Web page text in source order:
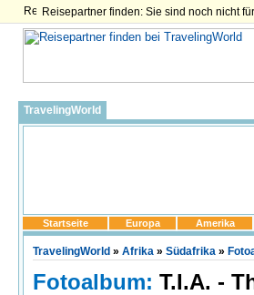
Reisepartner finden: Sie sind noch nicht
TravelingWorld
Startseite Europa Amerika
TravelingWorld » Afrika » Südafrika »
Fotoalbum: T.I.A. -